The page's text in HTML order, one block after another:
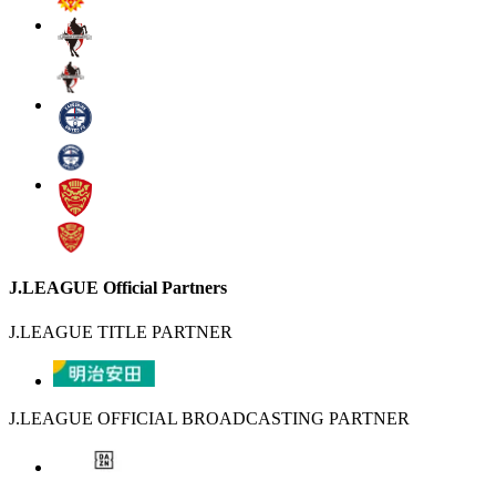
J.LEAGUE Official Partners
J.LEAGUE TITLE PARTNER
J.LEAGUE OFFICIAL BROADCASTING PARTNER